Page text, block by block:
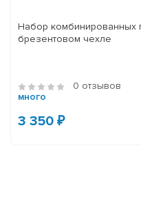
Набор комбинированных
брезентовом чехле
0 отзывов
много
3 350 ₽